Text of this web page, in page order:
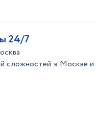
24/7
сложностей. в Москве